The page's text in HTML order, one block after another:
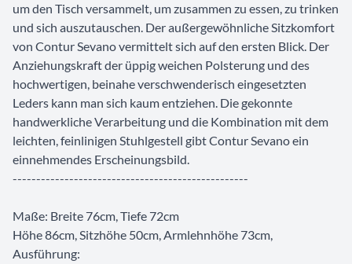
um den Tisch versammelt, um zusammen zu essen, zu trinken
und sich auszutauschen. Der außergewöhnliche Sitzkomfort
von Contur Sevano vermittelt sich auf den ersten Blick. Der
Anziehungskraft der üppig weichen Polsterung und des
hochwertigen, beinahe verschwenderisch eingesetzten
Leders kann man sich kaum entziehen. Die gekonnte
handwerkliche Verarbeitung und die Kombination mit dem
leichten, feinlinigen Stuhlgestell gibt Contur Sevano ein
einnehmendes Erscheinungsbild.
--------------------------------------------------
Maße: Breite 76cm, Tiefe 72cm
Höhe 86cm, Sitzhöhe 50cm, Armlehnhöhe 73cm,
Ausführung: